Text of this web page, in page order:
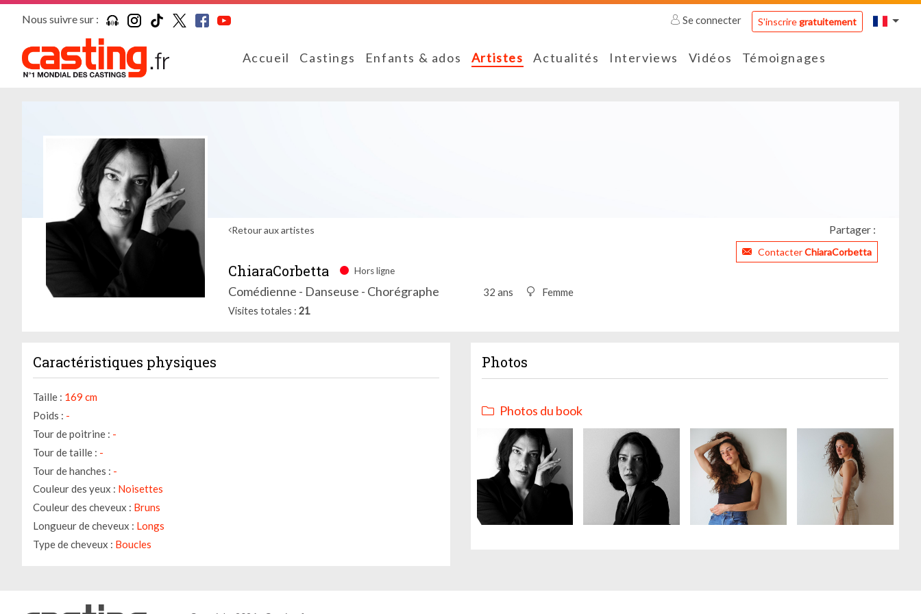
Nous suivre sur : Se connecter S'inscriregratuitement
Accueil Castings Enfants & ados Artistes Actualités Interviews Vidéos Témoignages
Retour aux artistes Partager :
ContacterChiaraCorbetta
ChiaraCorbetta Hors ligne
Comédienne - Danseuse - Chorégraphe 32 ans Femme
Visites totales 21
Caractéristiques physiques
Taille : 169 cm
Poids : -
Tour de poitrine : -
Tour de taille : -
Tour de hanches : -
Couleur des yeux : Noisettes
Couleur des cheveux : Bruns
Longueur de cheveux : Longs
Type de cheveux : Boucles
Photos
Photos du book